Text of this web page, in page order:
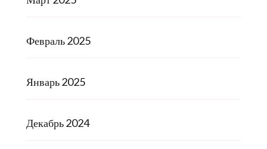
Февраль 2025
Январь 2025
Декабрь 2024